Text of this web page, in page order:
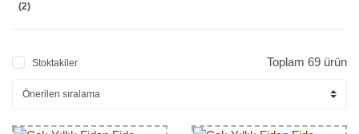
(2)
Stoktakiler Toplam 69 ürün